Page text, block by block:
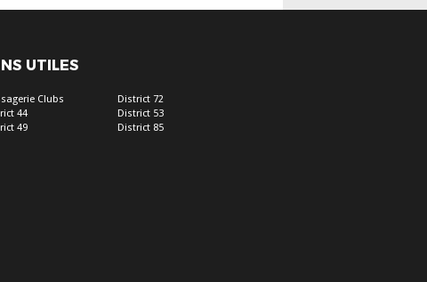
UTILES
Clubs
44
49
District 72
District 53
District 85